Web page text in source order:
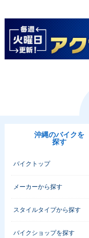
沖縄のバイクを
探す
バイクトップ
メーカーから探す
スタイルタイプから探す
バイクショップを探す